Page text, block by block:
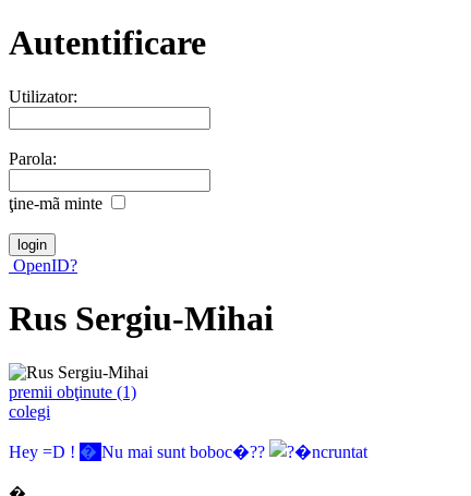
Autentificare
Utilizator:
Parola:
ţine-mã minte
OpenID?
Rus Sergiu-Mihai
premii obţinute (1)
colegi
Hey =D ! � Nu mai sunt boboc�??